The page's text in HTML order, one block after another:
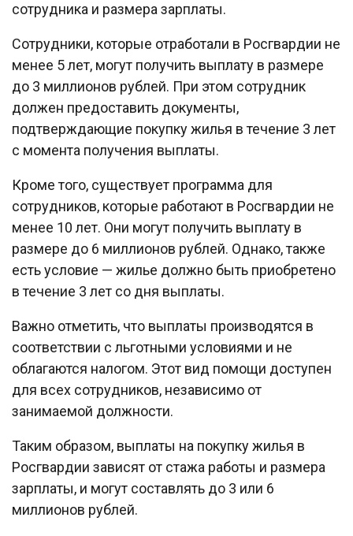
сотрудника и размера зарплаты.
Сотрудники, которые отработали в Росгвардии не
менее 5 лет, могут получить выплату в размере
до 3 миллионов рублей. При этом сотрудник
должен предоставить документы,
подтверждающие покупку жилья в течение 3 лет
с момента получения выплаты.
Кроме того, существует программа для
сотрудников, которые работают в Росгвардии не
менее 10 лет. Они могут получить выплату в
размере до 6 миллионов рублей. Однако, также
есть условие — жилье должно быть приобретено
в течение 3 лет со дня выплаты.
Важно отметить, что выплаты производятся в
соответствии с льготными условиями и не
облагаются налогом. Этот вид помощи доступен
для всех сотрудников, независимо от
занимаемой должности.
Таким образом, выплаты на покупку жилья в
Росгвардии зависят от стажа работы и размера
зарплаты, и могут составлять до 3 или 6
миллионов рублей.